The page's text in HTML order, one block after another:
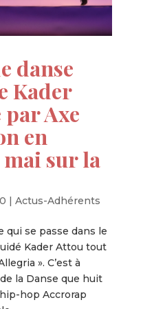
danse
Kader
Axe
en
sur la
Actus-Adhérents
qui se passe dans le
Kader Attou tout
». C’est à
la Danse que huit
hop Accrorap